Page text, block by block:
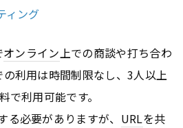
ィング
オンライン上での商談や打ち合わ
利用は時間制限なし、3人以上
で利用可能です。
必要がありますが、 URLを共